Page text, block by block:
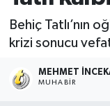
Behiç Tatlı’nın
krizi sonucu
MEHMET
MUHABIR